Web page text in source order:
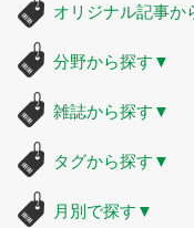
オリジナル記事か
分野から探す ▼
雑誌から探す ▼
タグから探す ▼
月別で探す ▼